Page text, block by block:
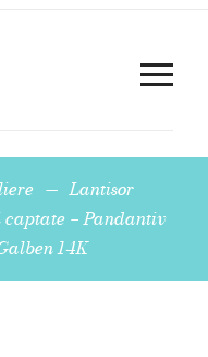
— Lantisor
– Pandantiv
14K